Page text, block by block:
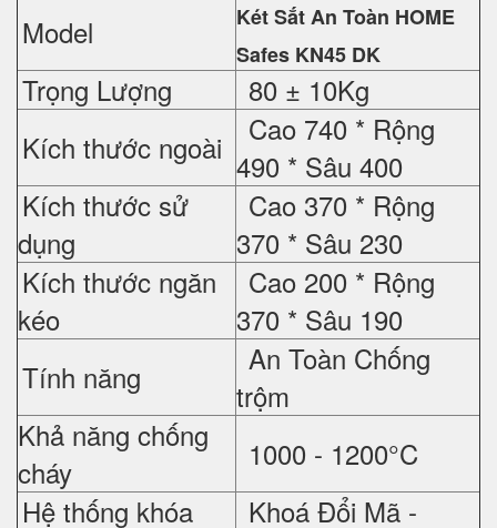
Model
Két Sắt An Toàn HOME
Safes KN45 DK
Trọng Lượng
80 ± 10Kg
Kích thước ngoài
Cao 740 * Rộng
490 * Sâu 400
Kích thước sử
dụng
Cao 370 * Rộng
370 * Sâu 230
Kích thước ngăn
kéo
Cao 200 * Rộng
370 * Sâu 190
Tính năng
An Toàn Chống
trộm
Khả năng chống
cháy
1000 - 1200°C
Hệ thống khóa
Khoá Đổi Mã -